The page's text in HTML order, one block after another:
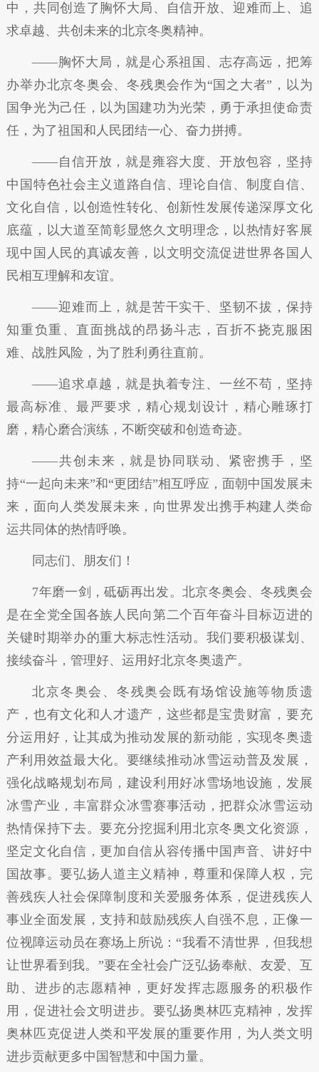
中，共同创造了胸怀大局、自信开放、迎难而上、追
求卓越、共创未来的北京冬奥精神。
——胸怀大局，就是心系祖国、志存高远，把筹
办举办北京冬奥会、冬残奥会作为“国之大者”，以为
国争光为己任，以为国建功为光荣，勇于承担使命责
任，为了祖国和人民团结一心、奋力拼搏。
——自信开放，就是雍容大度、开放包容，坚持
中国特色社会主义道路自信、理论自信、制度自信、
文化自信，以创造性转化、创新性发展传递深厚文化
底蕴，以大道至简彰显悠久文明理念，以热情好客展
现中国人民的真诚友善，以文明交流促进世界各国人
民相互理解和友谊。
——迎难而上，就是苦干实干、坚韧不拔，保持
知重负重、直面挑战的昂扬斗志，百折不挠克服困
难、战胜风险，为了胜利勇往直前。
——追求卓越，就是执着专注、一丝不苟，坚持
最高标准、最严要求，精心规划设计，精心雕琢打
磨，精心磨合演练，不断突破和创造奇迹。
——共创未来，就是协同联动、紧密携手，坚
持“一起向未来”和“更团结”相互呼应，面朝中国发展未
来，面向人类发展未来，向世界发出携手构建人类命
运共同体的热情呼唤。
同志们、朋友们！
7年磨一剑，砥砺再出发。北京冬奥会、冬残奥会
是在全党全国各族人民向第二个百年奋斗目标迈进的
关键时期举办的重大标志性活动。我们要积极谋划、
接续奋斗，管理好、运用好北京冬奥遗产。
北京冬奥会、冬残奥会既有场馆设施等物质遗
产，也有文化和人才遗产，这些都是宝贵财富，要充
分运用好，让其成为推动发展的新动能，实现冬奥遗
产利用效益最大化。要继续推动冰雪运动普及发展，
强化战略规划布局，建设利用好冰雪场地设施，发展
冰雪产业，丰富群众冰雪赛事活动，把群众冰雪运动
热情保持下去。要充分挖掘利用北京冬奥文化资源，
坚定文化自信，更加自信从容传播中国声音、讲好中
国故事。要弘扬人道主义精神，尊重和保障人权，完
善残疾人社会保障制度和关爱服务体系，促进残疾人
事业全面发展，支持和鼓励残疾人自强不息，正像一
位视障运动员在赛场上所说：“我看不清世界，但我想
让世界看到我。”要在全社会广泛弘扬奉献、友爱、互
助、进步的志愿精神，更好发挥志愿服务的积极作
用，促进社会文明进步。要弘扬奥林匹克精神，发挥
奥林匹克促进人类和平发展的重要作用，为人类文明
进步贡献更多中国智慧和中国力量。